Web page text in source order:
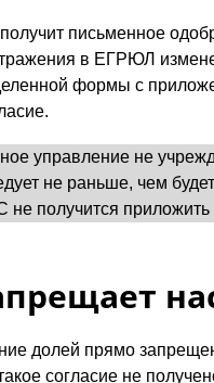
получит письменное
в ЕГРЮЛ
формы с
управление не
не раньше, чем
получится приложить
долей прямо
согласие не